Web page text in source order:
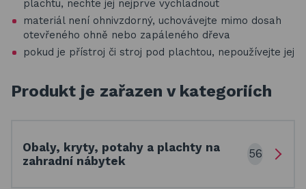
plachtu, nechte jej nejprve vychladnout
materiál není ohnivzdorný, uchovávejte mimo dosah
otevřeného ohně nebo zapáleného dřeva
pokud je přístroj či stroj pod plachtou, nepoužívejte jej
Produkt je zařazen v kategoriích
Obaly, kryty, potahy a plachty na
zahradní nábytek
56